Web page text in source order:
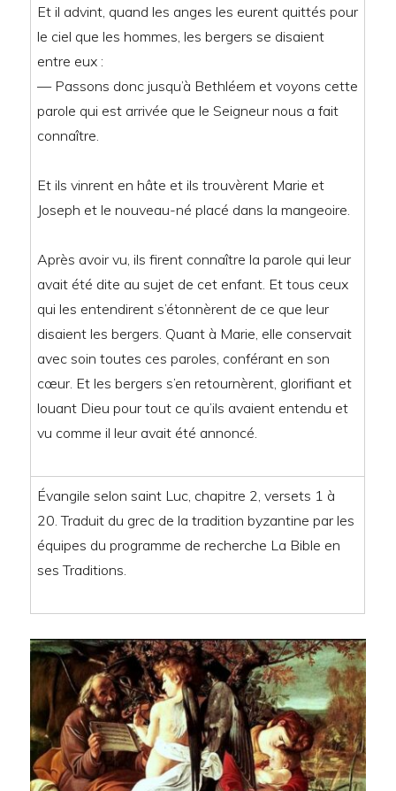
Et il advint, quand les anges les eurent quittés pour
le ciel que les hommes, les bergers se disaient
entre eux :
— Passons donc jusqu’à Bethléem et voyons cette
parole qui est arrivée que le Seigneur nous a fait
connaître.
Et ils vinrent en hâte et ils trouvèrent Marie et
Joseph et le nouveau-né placé dans la mangeoire.
Après avoir vu, ils firent connaître la parole qui leur
avait été dite au sujet de cet enfant. Et tous ceux
qui les entendirent s’étonnèrent de ce que leur
disaient les bergers. Quant à Marie, elle conservait
avec soin toutes ces paroles, conférant en son
cœur. Et les bergers s’en retournèrent, glorifiant et
louant Dieu pour tout ce qu’ils avaient entendu et
vu comme il leur avait été annoncé.
Évangile selon saint Luc, chapitre 2, versets 1 à
20. Traduit du grec de la tradition byzantine par les
équipes du programme de recherche La Bible en
ses Traditions.